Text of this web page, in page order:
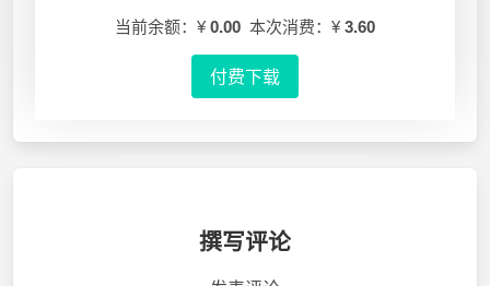
当前余额：¥ 0.00 本次消费：¥ 3.60
付费下载
撰写评论